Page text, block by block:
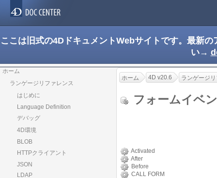
ここは旧式の4DドキュメントWebサイトです。最新
い→
ホーム
ランゲージリファレンス
はじめに
Language Definition
デバッグ
4D環境
BLOB
HTTPクライアント
JSON
LDAP
ホーム 4D v20.6 ランゲージ
フォームイベ
Activated
After
Before
CALL FORM